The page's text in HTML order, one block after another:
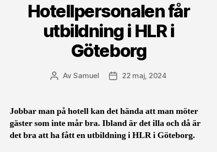
Hotellpersonalen får
utbildning i HLR i
Göteborg
Inläggsförfattare
AvSamuel Inläggsdatum
22 maj, 2024
Jobbar man på hotell kan det hända att man möter
gäster som inte mår bra. Ibland är det illa och då är
det bra att ha fått en utbildning i HLR i Göteborg.